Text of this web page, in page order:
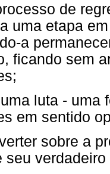
de
uma etapa
a
ficando sem
luta - uma
em sentido
sobre a
seu